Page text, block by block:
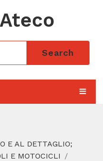
Search
E AL DETTAGLIO;
E MOTOCICLI